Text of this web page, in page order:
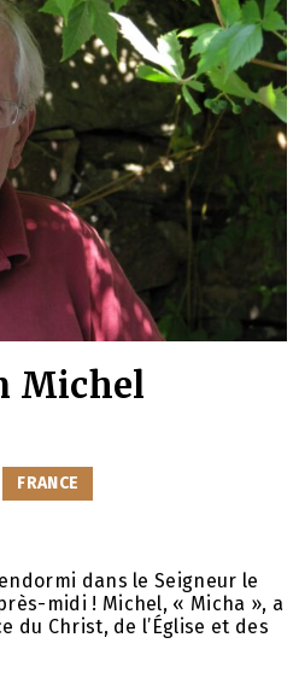
Michel
FRANCE
dans le Seigneur le
midi ! Michel, « Micha », a
du Christ, de l’Église et des